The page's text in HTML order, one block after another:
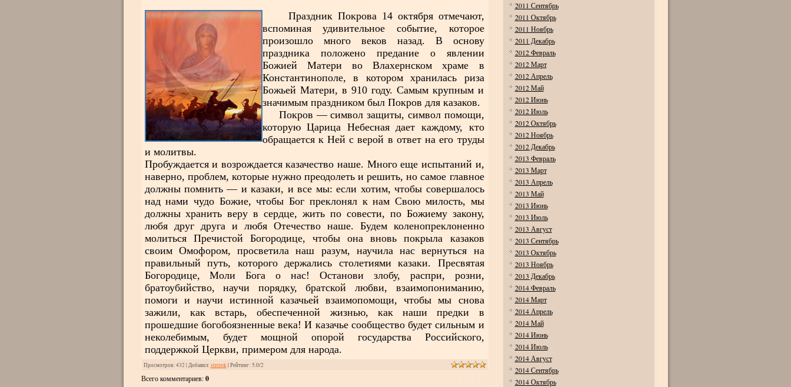
Праздник Покрова 14 октября отмечают,
вспоминая удивительное событие, которое
произошло много веков назад. В основу
праздника положено предание о явлении
Божией Матери во Влахернском храме в
Константинополе, в котором хранилась риза
Божьей Матери, в 910 году. Самым крупным и
значимым праздником был Покров для казаков.
Покров ― символ защиты, символ помощи,
которую Царица Небесная дает каждому, кто
обращается к Ней с верой в ответ на его труды
и молитвы.
Пробуждается и возрождается казачество наше. Много еще испытаний и,
наверно, проблем, которые нужно преодолеть и решить, но самое главное
должны помнить — и казаки, и все мы: если хотим, чтобы совершалось
над нами чудо Божие, чтобы Бог преклонял к нам Свою милость, мы
должны хранить веру в сердце, жить по совести, по Божиему закону,
любя друг друга и любя Отечество наше. Будем коленопреклоненно
молиться Пречистой Богородице, чтобы она вновь покрыла казаков
своим Омофором, просветила наш разум, научила нас вернуться на
правильный путь, которого держались столетиями казаки. Пресвятая
Богородице, Моли Бога о нас! Останови злобу, распри, розни,
братоубийство, научи порядку, братской любви, взаимопониманию,
помоги и научи истинной казачьей взаимопомощи, чтобы мы снова
зажили, как встарь, обеспеченной жизнью, как наши предки в
прошедшие богобоязненные века! И казачье сообщество будет сильным и
неколебимым, будет мощной опорой государства Российского,
поддержкой Церкви, примером для народа.
Просмотров: 432 |Добавил: strelok|Рейтинг: 5.0/2
Всего комментариев:0
2011 Сентябрь
2011 Октябрь
2011 Ноябрь
2011 Декабрь
2012 Февраль
2012 Март
2012 Апрель
2012 Май
2012 Июнь
2012 Июль
2012 Октябрь
2012 Ноябрь
2012 Декабрь
2013 Февраль
2013 Март
2013 Апрель
2013 Май
2013 Июнь
2013 Июль
2013 Август
2013 Сентябрь
2013 Октябрь
2013 Ноябрь
2013 Декабрь
2014 Февраль
2014 Март
2014 Апрель
2014 Май
2014 Июнь
2014 Июль
2014 Август
2014 Сентябрь
2014 Октябрь